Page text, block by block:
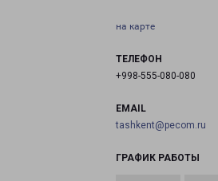
на карте
ТЕЛЕФОН
+998-555-080-080
EMAIL
tashkent@pecom.ru
ГРАФИК РАБОТЫ